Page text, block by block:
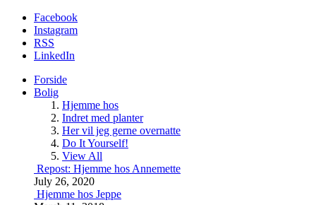
Facebook
Instagram
RSS
LinkedIn
Forside
Bolig
Hjemme hos
Indret med planter
Her vil jeg gerne overnatte
Do It Yourself!
View All
Repost: Hjemme hos Annemette
July 26, 2020
Hjemme hos Jeppe